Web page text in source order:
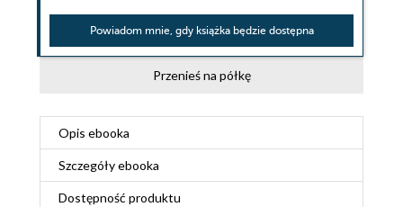
Powiadom mnie, gdy książka będzie dostępna
Przenieś na półkę
Opis ebooka
Szczegółyebooka
Dostępność produktu